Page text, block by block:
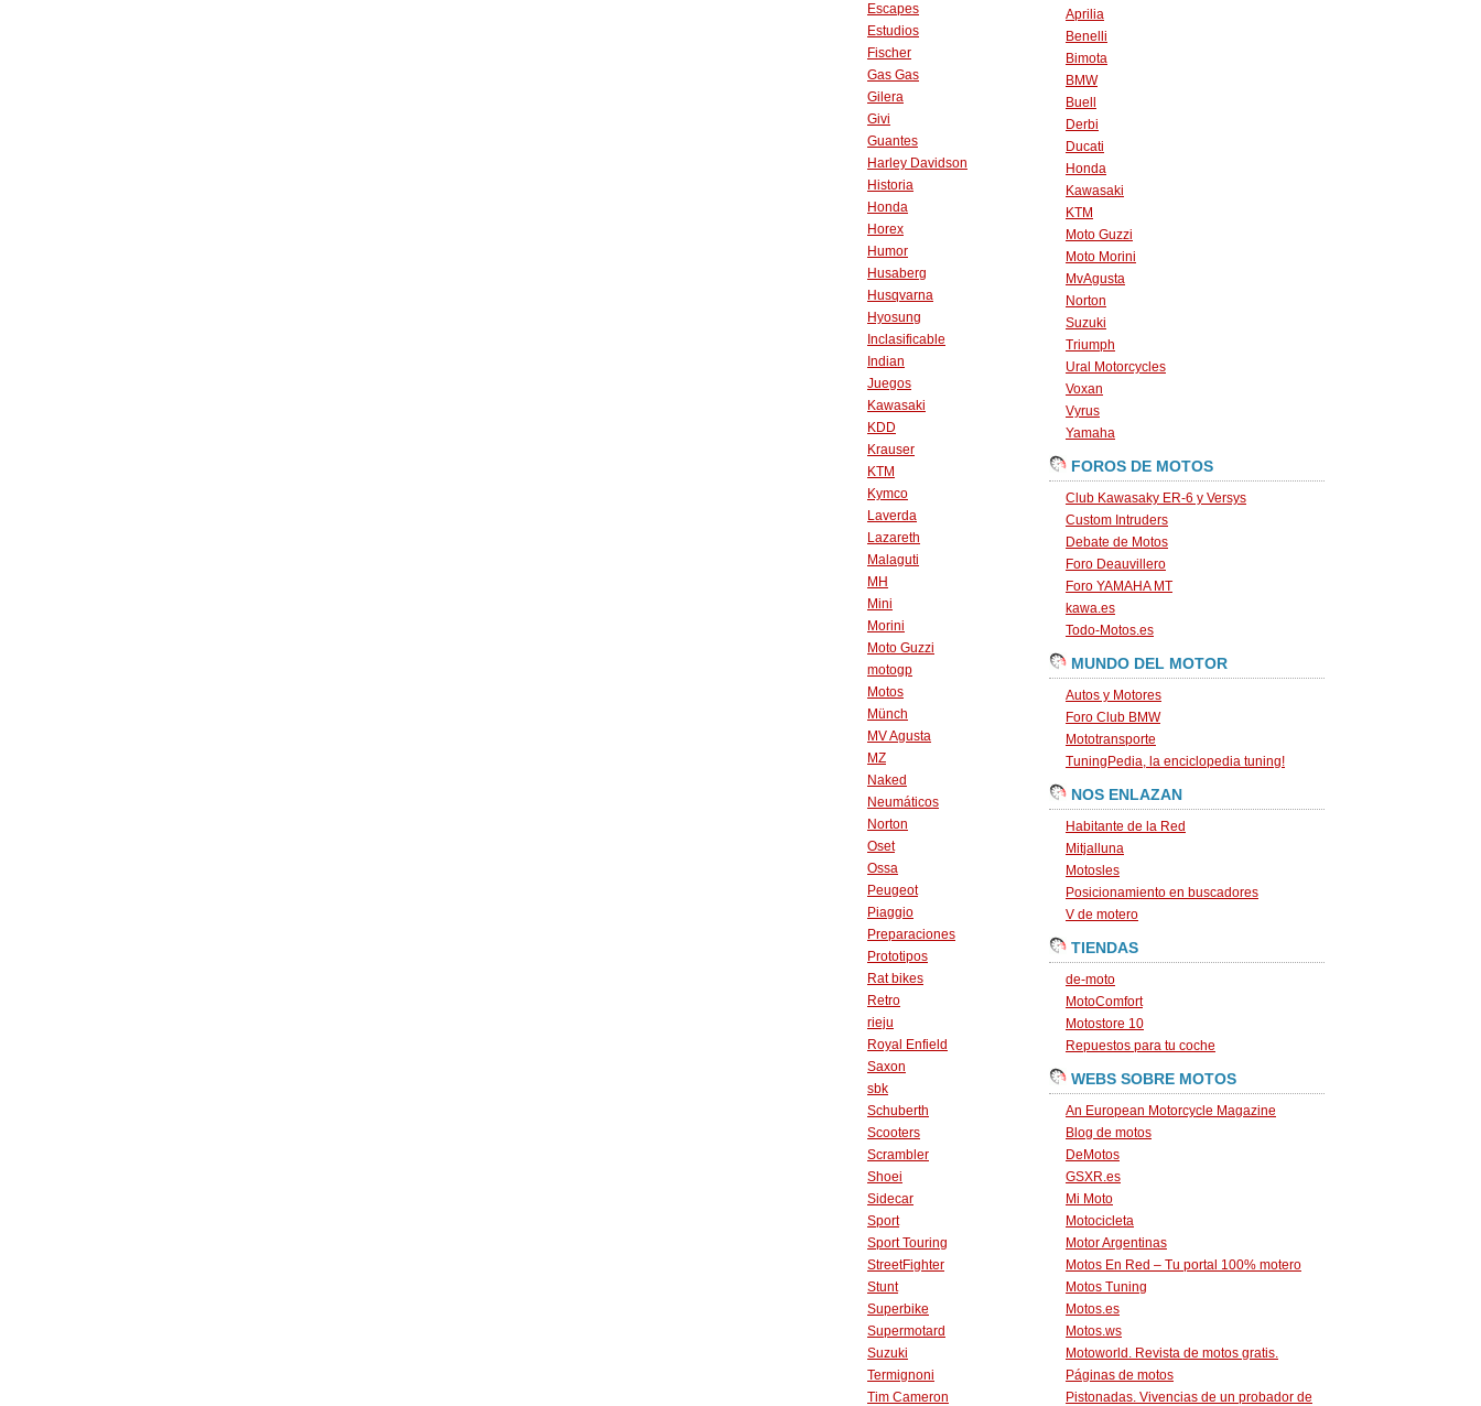
Escapes
Estudios
Fischer
Gas Gas
Gilera
Givi
Guantes
Harley Davidson
Historia
Honda
Horex
Humor
Husaberg
Husqvarna
Hyosung
Inclasificable
Indian
Juegos
Kawasaki
KDD
Krauser
KTM
Kymco
Laverda
Lazareth
Malaguti
MH
Mini
Morini
Moto Guzzi
motogp
Motos
Münch
MV Agusta
MZ
Naked
Neumáticos
Norton
Oset
Ossa
Peugeot
Piaggio
Preparaciones
Prototipos
Rat bikes
Retro
rieju
Royal Enfield
Saxon
sbk
Schuberth
Scooters
Scrambler
Shoei
Sidecar
Sport
Sport Touring
StreetFighter
Stunt
Superbike
Supermotard
Suzuki
Termignoni
Tim Cameron
Aprilia
Benelli
Bimota
BMW
Buell
Derbi
Ducati
Honda
Kawasaki
KTM
Moto Guzzi
Moto Morini
MvAgusta
Norton
Suzuki
Triumph
Ural Motorcycles
Voxan
Vyrus
Yamaha
FOROS DE MOTOS
Club Kawasaky ER-6 y Versys
Custom Intruders
Debate de Motos
Foro Deauvillero
Foro YAMAHA MT
kawa.es
Todo-Motos.es
MUNDO DEL MOTOR
Autos y Motores
Foro Club BMW
Mototransporte
TuningPedia, la enciclopedia tuning!
NOS ENLAZAN
Habitante de la Red
Mitjalluna
Motosles
Posicionamiento en buscadores
V de motero
TIENDAS
de-moto
MotoComfort
Motostore 10
Repuestos para tu coche
WEBS SOBRE MOTOS
An European Motorcycle Magazine
Blog de motos
DeMotos
GSXR.es
Mi Moto
Motocicleta
Motor Argentinas
Motos En Red – Tu portal 100% motero
Motos Tuning
Motos.es
Motos.ws
Motoworld. Revista de motos gratis.
Páginas de motos
Pistonadas. Vivencias de un probador de